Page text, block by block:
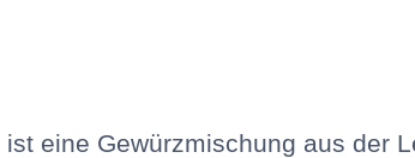
eine Gewürzmischung aus der